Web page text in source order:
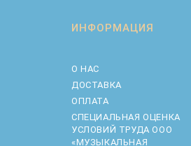
ИНФОРМАЦИЯ
О НАС
ДОСТАВКА
ОПЛАТА
CПЕЦИАЛЬНАЯ ОЦЕНКА
УСЛОВИЙ ТРУДА ООО
«МУЗЫКАЛЬНАЯ